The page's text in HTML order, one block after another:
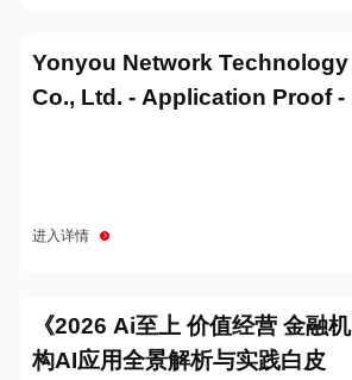
Yonyou Network Technology
Co., Ltd. - Application Proof -
进入详情
《2026 Ai至上 价值经营 金融机
构AI应用全景解析与实践白皮